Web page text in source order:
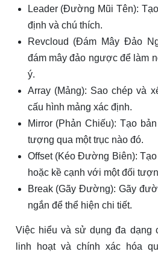
Leader (Đường Mũi Tên):
định và chú thích.
Revcloud (Đám Mây Đảo
đám mây đảo ngược để làm
ý.
Array (Mảng): Sao chép và
cấu hình mảng xác định.
Mirror (Phản Chiếu): Tạo
tượng qua một trục nào đó.
Offset (Kéo Đường Biên):
hoặc kề cạnh với một đối
Break (Gãy Đường): Gãy
ngắn để thể hiện chi tiết.
Việc hiểu và sử dụng đa dạng
linh hoạt và chính xác hóa